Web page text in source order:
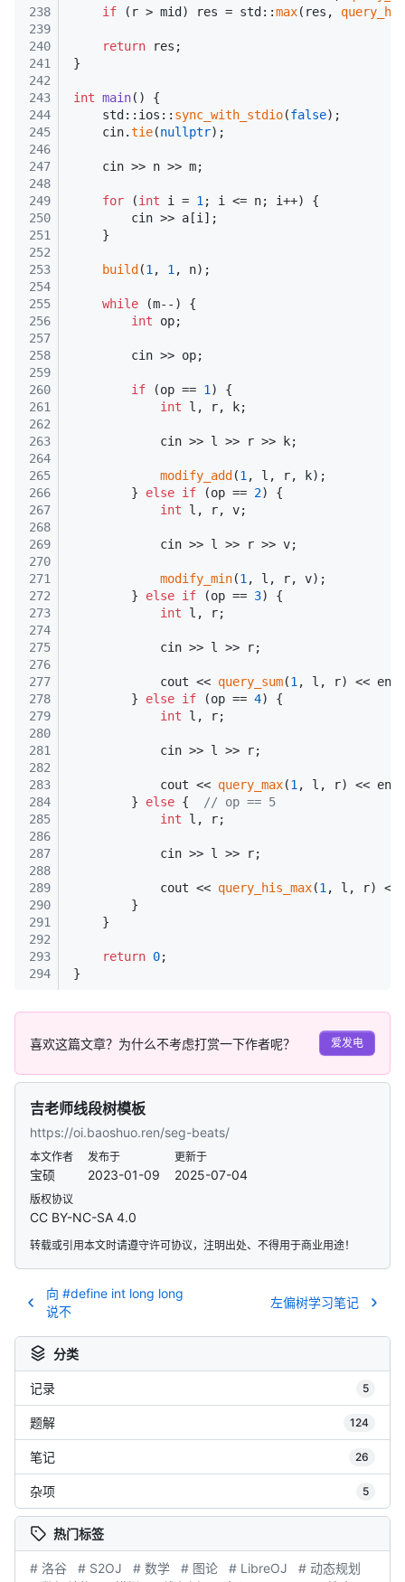
238
239
240
241
242
243
244
245
246
247
248
249
250
251
252
253
254
255
256
257
258
259
260
261
262
263
264
265
266
267
268
269
270
271
272
273
274
275
276
277
278
279
280
281
282
283
284
285
286
287
288
289
290
291
292
293
294
if (r > mid) res = std::max(res,
return res;
}
int main()
{
    std::ios::
sync_with_stdio(false);
    cin.
tie(nullptr);
    cin >> n >> m;
for (int i = 1 ; i <= n; i++) {
        cin >> a[i];
    }
build (1 , 1 , n);
while (m--) {
int op;
        cin >> op;
if (op == 1 ) {
int l, r, k;
            cin >> l >> r >> k;
modify_add (1 , l, r, k);
        }
else if (op == 2) {
int l, r, v;
            cin >> l >> r >> v;
modify_min(1 , l, r, v);
        }
else if (op == 3) {
int l, r;
            cin >> l >> r;
            cout <<
query_sum(1 , l, r) <<
        }
else if (op == 4) {
int l, r;
            cin >> l >> r;
            cout <<
query_max(1 , l, r) <<
        }
else {
// op == 5
int l, r;
            cin >> l >> r;
            cout <<
query_his_max(1 , l, r) <<
        }
    }
return 0;
}
喜欢这篇文章？为什么不考虑打赏一下作者呢？ 爱发电
吉老师线段树模板
https://oi.baoshuo.ren/seg-beats/
本文作者
宝硕
发布于
2023-01-09
更新于
2025-07-04
版权协议
CC BY-NC-SA 4.0
转载或引用本文时请遵守许可协议，注明出处、不得用于商业用途！
向 #define int long long
说不
左偏树学习笔记
分类
记录 5
题解 124
笔记 26
杂项 5
热门标签
# 洛谷 # S2OJ # 数学 # 图论 # LibreOJ
# 动态规划